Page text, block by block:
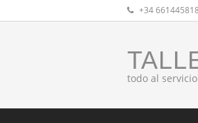
+34
todo al